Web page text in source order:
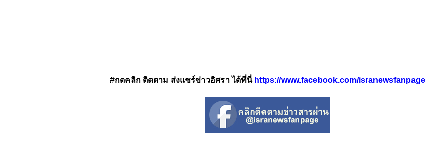
#กดคลิก ติดตาม ส่งแชร์ข่าวอิศรา ได้ที่นี่ https://www.facebook.com/isranewsfanpage